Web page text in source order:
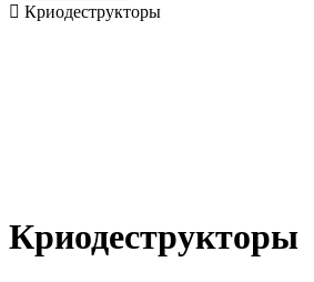
Криодеструкторы
Криодеструкторы